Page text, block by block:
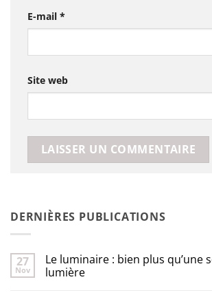
E-mail *
Site web
DERNIÈRES PUBLICATIONS
27
Nov
Le luminaire : bien plus qu’une
lumière